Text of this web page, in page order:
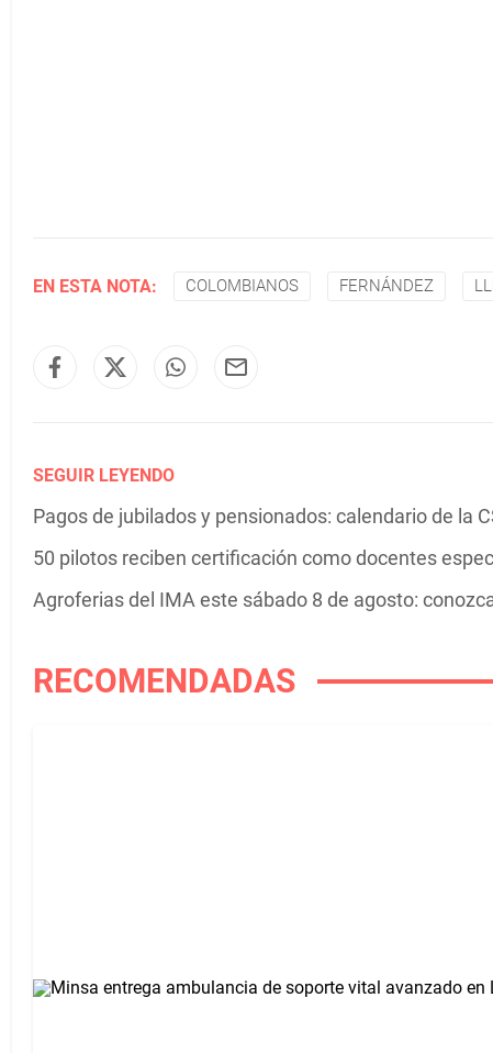
EN ESTA NOTA: COLOMBIANOS FERNÁNDEZ
SEGUIR LEYENDO
Pagos de jubilados y pensionados: calendario de la
50 pilotos reciben certificación como docentes
Agroferias del IMA este sábado 8 de agosto:
RECOMENDADAS